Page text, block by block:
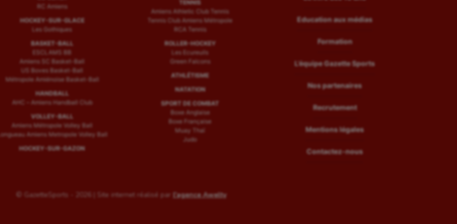
RC Amiens
HOCKEY-SUR-GLACE
Les Gothiques
BASKET-BALL
ESCLAMS BB
Amiens SC Basket-Ball
US Boves Basket-Ball
Métropole Amiénoise Basket-Ball
HANDBALL
AHC – Amiens Handball Club
VOLLEY-BALL
Amiens Métropole Volley Ball
Longueau Amiens Metropole Volley Ball
HOCKEY-SUR-GAZON
TENNIS
Amiens Athletic Club Tennis
Tennis Club Amiens Métropole
RCA Tennis
ROLLER-HOCKEY
Les Ecureuils
Green Falcons
ATHLÉTISME
NATATION
SPORT DE COMBAT
Boxe Anglaise
Boxe Française
Muay Thaï
Judo
Education aux médias
Formation
L’équipe Gazette Sports
Nos partenaires
Recrutement
Mentions légales
Contactez-nous
© GazetteSports - 2026 | Site internet réalisé par l'agence Awelty